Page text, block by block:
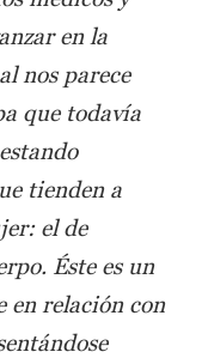
en la
nos parece
que todavía
tienden a
el de
Éste es un
en relación con